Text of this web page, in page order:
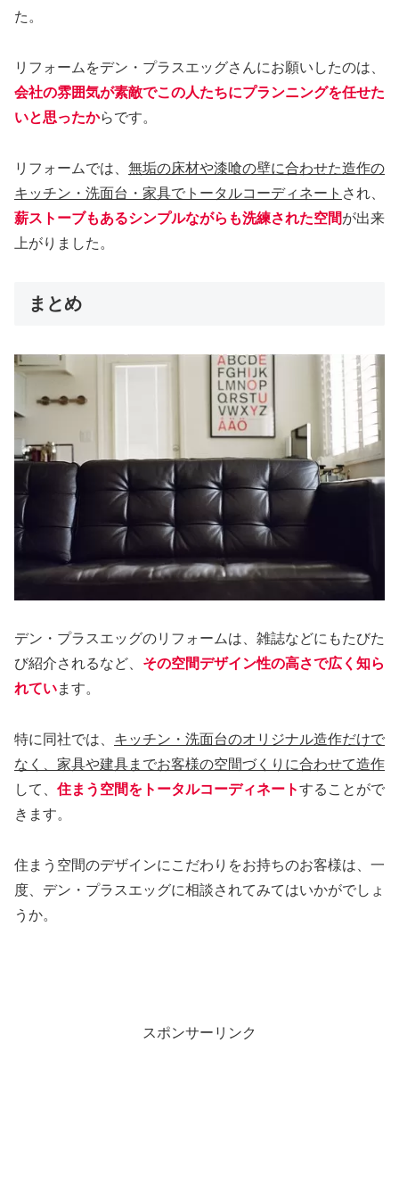
た。
リフォームをデン・プラスエッグさんにお願いしたのは、
会社の雰囲気が素敵でこの人たちにプランニングを任せた
いと思ったからです。
リフォームでは、 無垢の床材や漆喰の壁に合わせた造作の
キッチン・洗面台・家具でトータルコーディネート され、
薪ストーブもあるシンプルながらも洗練された空間が出来
上がりました。
まとめ
デン・プラスエッグのリフォームは、雑誌などにもたびた
び紹介されるなど、 その空間デザイン性の高さで広く知ら
れています。
特に同社では、 キッチン・洗面台のオリジナル造作だけで
なく、家具や建具までお客様の空間づくりに合わせて造作
して、 住まう空間をトータルコーディネートすることがで
きます。
住まう空間のデザインにこだわりをお持ちのお客様は、一
度、デン・プラスエッグに相談されてみてはいかがでしょ
うか。
スポンサーリンク